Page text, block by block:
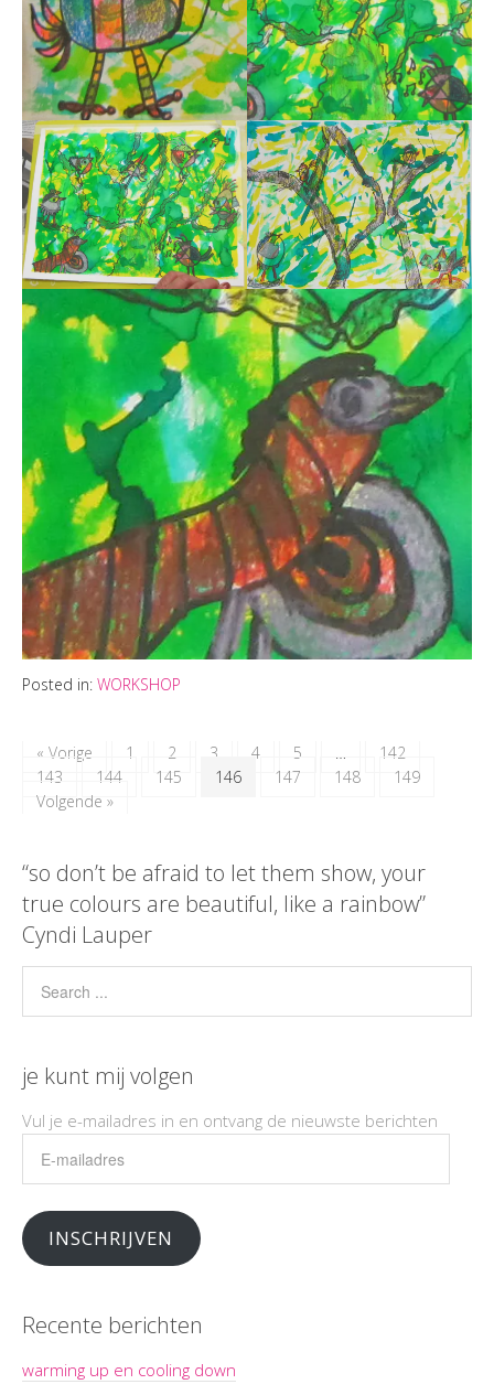
Posted in: WORKSHOP
« Vorige 1 2 3 4 5 …
142
143
144 145 146 147 148
149
Volgende »
“so don’t be afraid to let them show, your
true colours are beautiful, like a rainbow”
Cyndi Lauper
je kunt mij volgen
Vul je e-mailadres in en ontvang de nieuwste berichten
mailadres
INSCHRIJVEN
Recente berichten
warming up en cooling down